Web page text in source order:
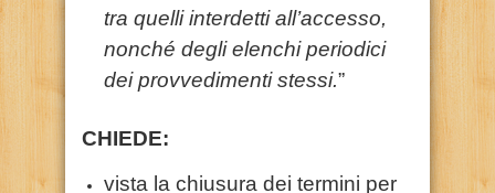
tra quelli interdetti all’accesso,
nonché degli elenchi periodici
dei provvedimenti stessi.”
CHIEDE:
vista la chiusura dei termini per